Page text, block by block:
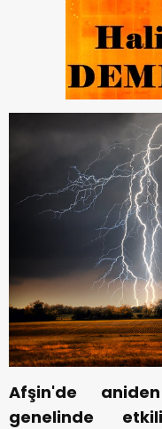
Afşin'de
genelinde